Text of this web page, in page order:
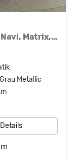
R-Line 1.5 TSI DSG R-Line, AHK, Navi, Matrix, Kamera, ACC, Winter, 4 J.-Garantie
Metallic
Details